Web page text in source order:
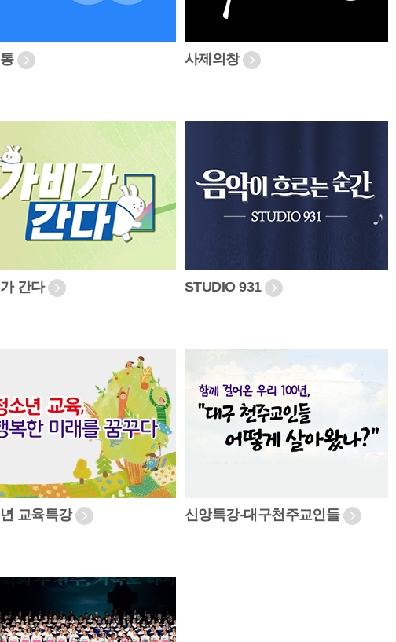
사제의창
간다 STUDIO 931
교육특강 신앙특강-대구천주교인들